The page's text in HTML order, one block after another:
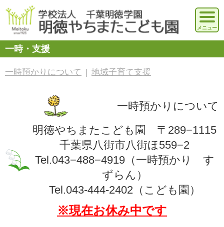
一時・支援
一時預かりについて | 地域子育て支援
一時預かりについて
明徳やちまたこども園 〒289−1115
千葉県八街市八街ほ559−2
Tel.043−488−4919（一時預かり す
ずらん）
Tel.043-444-2402（こども園）
※現在お休み中です